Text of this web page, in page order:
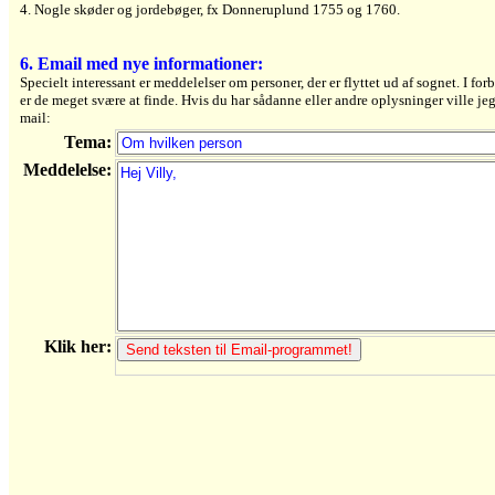
4. Nogle skøder og jordebøger, fx Donneruplund 1755 og 1760.
6. Email med nye informationer:
Specielt interessant er meddelelser om personer, der er flyttet ud af sognet. I
er de meget svære at finde. Hvis du har sådanne eller andre oplysninger ville
mail:
Tema:
Meddelelse:
Klik her: